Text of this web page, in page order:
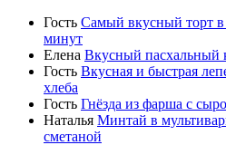
Гость Самый вкусный торт в
минут
Елена Вкусный пасхальный
Гость Вкусная и быстрая
хлеба
Гость Гнёзда из фарша с
Наталья Минтай в
сметаной